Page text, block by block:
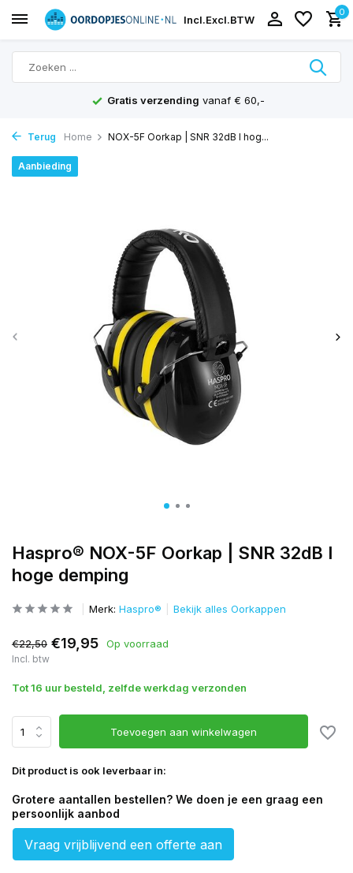
Incl.Excl.BTW
0
Gratis verzending vanaf € 60,-
Terug Home NOX-5F Oorkap | SNR 32dB I hog...
Haspro® NOX-5F Oorkap | SNR 32dB I
hoge demping
Aanbieding
Merk: Haspro® Bekijk alles Oorkappen
€22,50 €19,95 Op voorraad
Incl. btw
Tot 16 uur besteld, zelfde werkdag verzonden
Toevoegen aan winkelwagen
Dit product is ook leverbaar in:
Grotere aantallen bestellen? We doen je een graag een
persoonlijk aanbod
Vraag vrijblijvend een offerte aan